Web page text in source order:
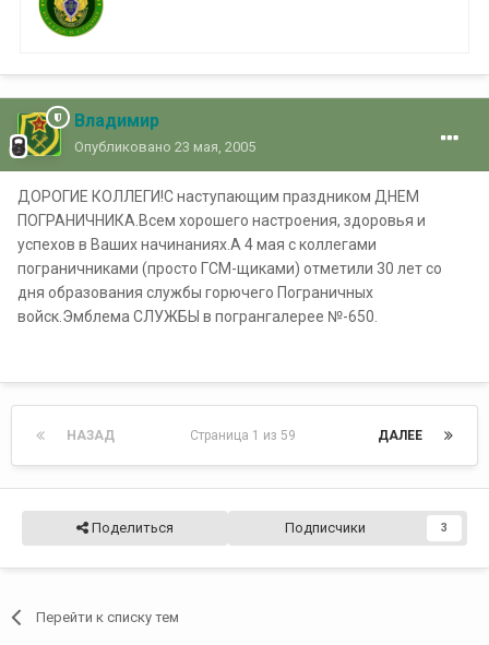
Владимир
Опубликовано 23 мая, 2005
ДОРОГИЕ КОЛЛЕГИ!С наступающим праздником ДНЕМ
ПОГРАНИЧНИКА.Всем хорошего настроения, здоровья и
успехов в Ваших начинаниях.А 4 мая с коллегами
пограничниками (просто ГСМ-щиками) отметили 30 лет со
дня образования службы горючего Пограничных
войск.Эмблема СЛУЖБЫ в погрангалерее №-650.
НАЗАД ДАЛЕЕ
Страница 1 из 59
Поделиться Подписчики 3
Перейти к списку тем